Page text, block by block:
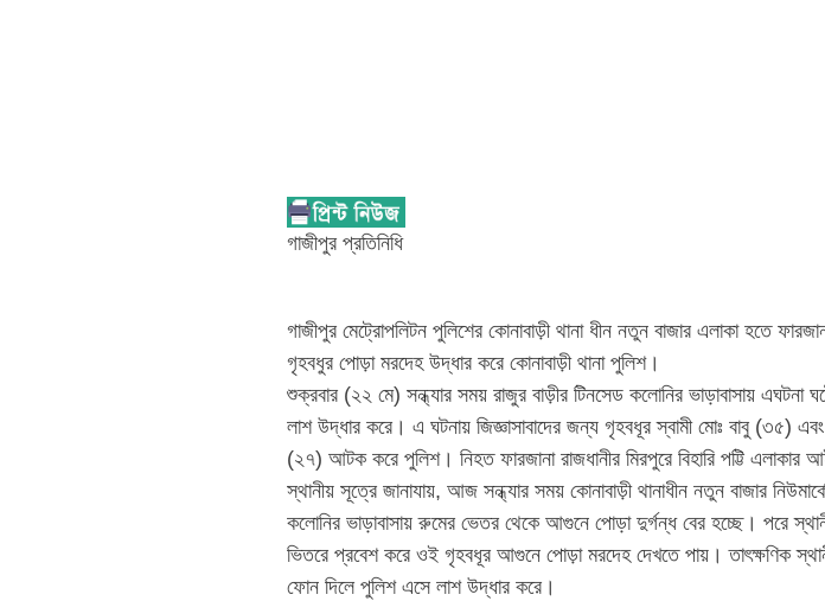
গাজীপুর প্রতিনিধি
গাজীপুর মেট্রোপলিটন পুলিশের কোনাবাড়ী থানা ধীন নতুন বাজার এলাকা হতে
গৃহবধুর পোড়া মরদেহ উদ্ধার করে কোনাবাড়ী থানা পুলিশ।
শুক্রবার (২২ মে) সন্ধ্যার সময় রাজুর বাড়ীর টিনসেড কলোনির ভাড়াবাসায়
লাশ উদ্ধার করে। এ ঘটনায় জিজ্ঞাসাবাদের জন্য গৃহবধূর স্বামী মোঃ বাবু (৩৫) এবং
(২৭) আটক করে পুলিশ। নিহত ফারজানা রাজধানীর মিরপুরে বিহারি পট্টি
স্থানীয় সূত্রে জানাযায়, আজ সন্ধ্যার সময় কোনাবাড়ী থানাধীন নতুন বাজার
কলোনির ভাড়াবাসায় রুমের ভেতর থেকে আগুনে পোড়া দুর্গন্ধ বের হচ্ছে। পরে
ভিতরে প্রবেশ করে ওই গৃহবধূর আগুনে পোড়া মরদেহ দেখতে পায়। তাৎক্ষণিক
ফোন দিলে পুলিশ এসে লাশ উদ্ধার করে।